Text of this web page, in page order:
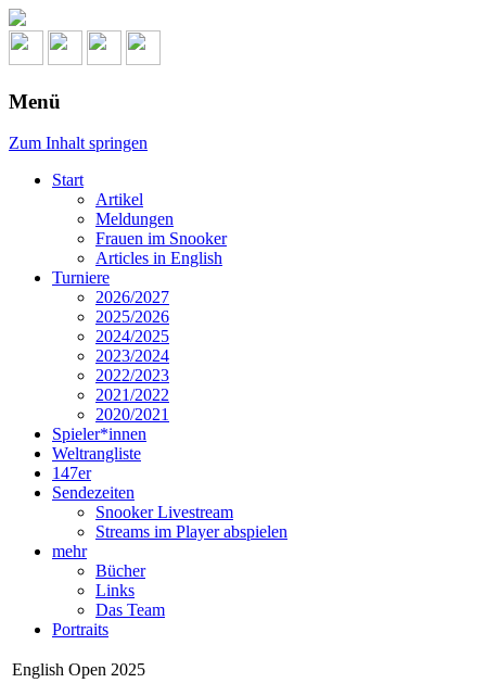
Menü
Zum Inhalt springen
Start
Artikel
Meldungen
Frauen im Snooker
Articles in English
Turniere
2026/2027
2025/2026
2024/2025
2023/2024
2022/2023
2021/2022
2020/2021
Spieler*innen
Weltrangliste
147er
Sendezeiten
Snooker Livestream
Streams im Player abspielen
mehr
Bücher
Links
Das Team
Portraits
English Open 2025